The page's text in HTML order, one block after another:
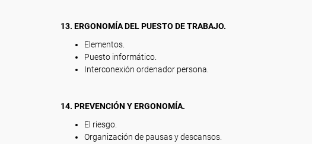
13. ERGONOMÍA DEL PUESTO DE TRABAJO.
Elementos.
Puesto informático.
Interconexión ordenador persona.
14. PREVENCIÓN Y ERGONOMÍA.
El riesgo.
Organización de pausas y descansos.